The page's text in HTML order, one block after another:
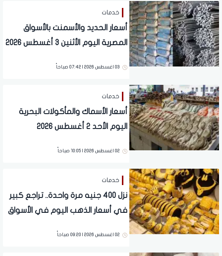
خدمات
أسعار الحديد والأسمنت بالأسواق
المصرية اليوم الأثنين 3 أغسطس 2026
03 اغسطس 2026 | 07:42 صباحاً
خدمات
أسعار الأسماك والمأكولات البحرية
اليوم الأحد 2 أغسطس 2026
02 اغسطس 2026 | 10:05 صباحاً
خدمات
نزل 400 جنيه مرة واحدة.. تراجع كبير
في أسعار الذهب اليوم في الأسواق
02 اغسطس 2026 | 09:20 صباحاً